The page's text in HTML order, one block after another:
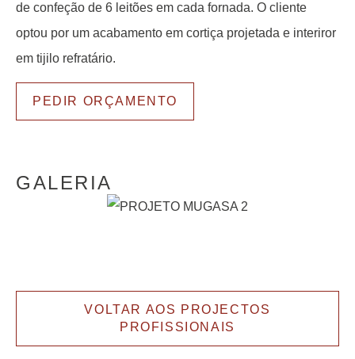
de confeção de 6 leitões em cada fornada. O cliente
optou por um acabamento em cortiça projetada e interiror
em tijilo refratário.
PEDIR ORÇAMENTO
GALERIA
VOLTAR AOS PROJECTOS
PROFISSIONAIS